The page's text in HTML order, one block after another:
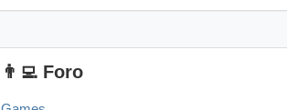
👨‍💻 Foro